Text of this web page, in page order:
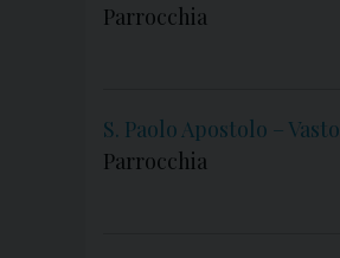
Parrocchia
S. Paolo Apostolo – Vasto
Parrocchia